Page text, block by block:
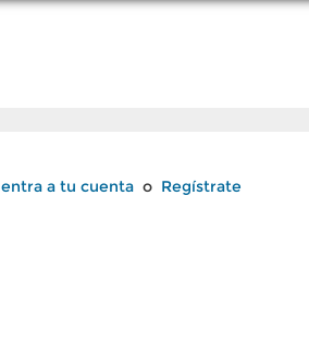
entra a tu cuenta o Regístrate